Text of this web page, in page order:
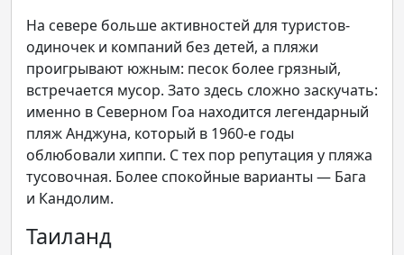
На севере больше активностей для туристов-
одиночек и компаний без детей, а пляжи
проигрывают южным: песок более грязный,
встречается мусор. Зато здесь сложно заскучать:
именно в Северном Гоа находится легендарный
пляж Анджуна, который в 1960-е годы
облюбовали хиппи. С тех пор репутация у пляжа
тусовочная. Более спокойные варианты — Бага
и Кандолим.
Таиланд